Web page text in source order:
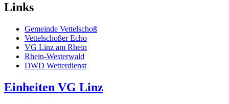
Links
Gemeinde Vettelschoß
Vettelschoßer Echo
VG Linz am Rhein
Rhein-Westerwald
DWD Wetterdienst
Einheiten VG Linz